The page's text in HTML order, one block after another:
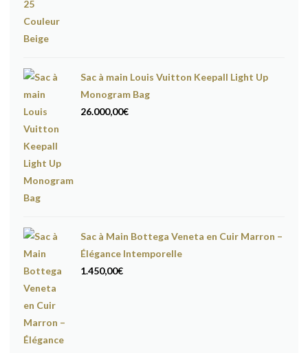
Sac à main Louis Vuitton Keepall Light Up
Monogram Bag
26.000,00€
Sac à Main Bottega Veneta en Cuir Marron –
Élégance Intemporelle
1.450,00€